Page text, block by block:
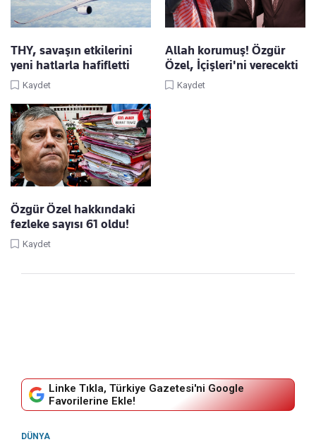
THY, savaşın etkilerini
yeni hatlarla hafifletti
Kaydet
Allah korumuş! Özgür
Özel, İçişleri'ni verecekti
Kaydet
Özgür Özel hakkındaki
fezleke sayısı 61 oldu!
Kaydet
Linke Tıkla, Türkiye Gazetesi'ni Google
Favorilerine Ekle!
DÜNYA